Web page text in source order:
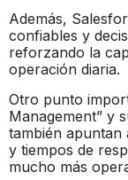
Además,
confiables y
reforzando la
operación diaria.
Otro punto
Management” y
también apuntan
y tiempos de
mucho más